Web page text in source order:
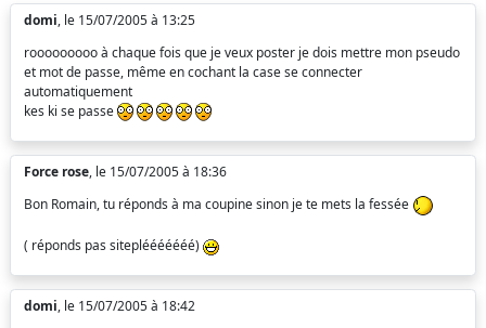
domi, le 15/07/2005 à 13:25
rooooooooo à chaque fois que je veux poster je dois mettre mon pseudo
et mot de passe, même en cochant la case se connecter
automatiquement
kes ki se passe
Force rose, le 15/07/2005 à 18:36
Bon Romain, tu réponds à ma coupine sinon je te mets la fessée
( réponds pas siteplééééééé)
domi, le 15/07/2005 à 18:42